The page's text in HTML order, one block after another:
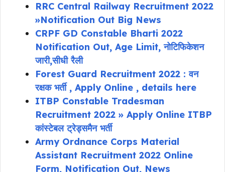
RRC Central Railway Recruitment 2022
»Notification Out Big News
CRPF GD Constable Bharti 2022
Notification Out, Age Limit, नोटिफिकेशन
जारी,सीधी रैली
Forest Guard Recruitment 2022 : वन
रक्षक भर्ती , Apply Online , details here
ITBP Constable Tradesman
Recruitment 2022 » Apply Online ITBP
कांस्टेबल ट्रेड्समैन भर्ती
Army Ordnance Corps Material
Assistant Recruitment 2022 Online
Form, Notification Out, News